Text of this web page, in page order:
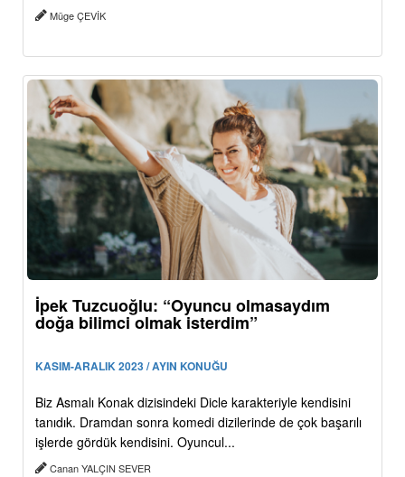
Müge ÇEVİK
İpek Tuzcuoğlu: “Oyuncu olmasaydım
doğa bilimci olmak isterdim”
KASIM-ARALIK 2023 / AYIN KONUĞU
Biz Asmalı Konak dizisindeki Dicle karakteriyle kendisini
tanıdık. Dramdan sonra komedi dizilerinde de çok başarılı
işlerde gördük kendisini. Oyuncul...
Canan YALÇIN SEVER